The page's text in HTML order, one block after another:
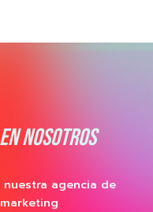
NOSOTROS
agencia de